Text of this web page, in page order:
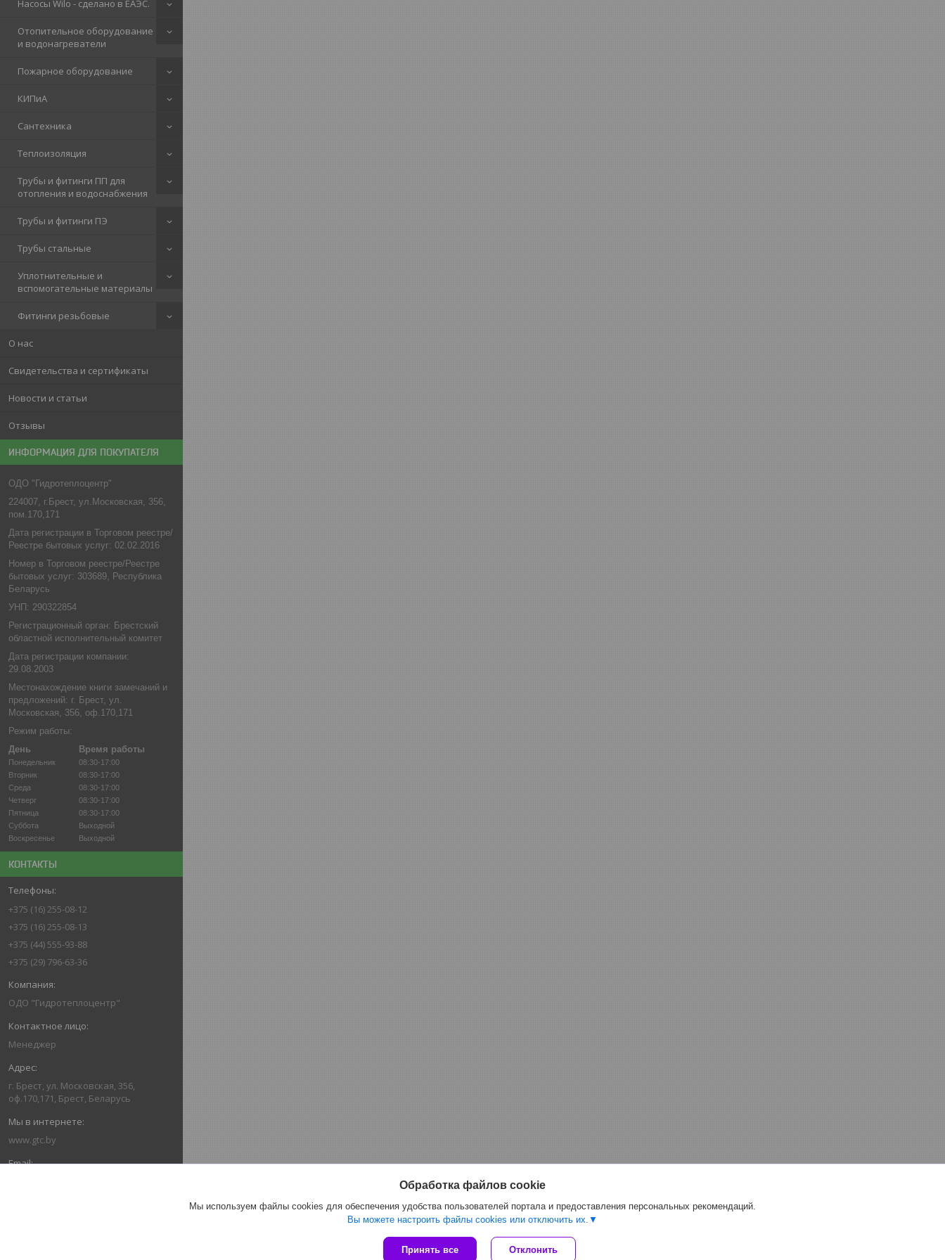
Насосы Wilo - сделано в ЕАЭС.
Отопительное оборудование
и водонагреватели
Пожарное оборудование
КИПиА
Сантехника
Теплоизоляция
Трубы и фитинги ПП для
отопления и водоснабжения
Трубы и фитинги ПЭ
Трубы стальные
Уплотнительные и
вспомогательные материалы
Фитинги резьбовые
О нас
Свидетельства и сертификаты
Новости и статьи
Отзывы
ИНФОРМАЦИЯ ДЛЯ ПОКУПАТЕЛЯ
ОДО "Гидротеплоцентр"
224007, г.Брест, ул.Московская, 356,
пом.170,171
Дата регистрации в Торговом реестре/
Реестре бытовых услуг: 02.02.2016
Номер в Торговом реестре/Реестре
бытовых услуг: 303689, Республика
Беларусь
УНП: 290322854
Регистрационный орган: Брестский
областной исполнительный комитет
Дата регистрации компании:
29.08.2003
Местонахождение книги замечаний и
предложений: г. Брест, ул.
Московская, 356, оф.170,171
Режим работы:
День
Время работы
Понедельник
08:30-17:00
Вторник
08:30-17:00
Среда
08:30-17:00
Четверг
08:30-17:00
Пятница
08:30-17:00
Суббота
Выходной
Воскресенье
Выходной
КОНТАКТЫ
+375 (16) 255-08-12
+375 (16) 255-08-13
+375 (44) 555-93-88
+375 (29) 796-63-36
ОДО "Гидротеплоцентр"
Менеджер
г. Брест, ул. Московская, 356,
оф.170,171, Брест, Беларусь
www.gtc.by
Сайт создан на платформе Deal.by
Обработка файлов cookie
Мы используем файлы cookies для обеспечения удобства пользователей портала и предоставления персональных рекомендаций.
Вы можете настроить файлы cookies или отключить их.
Принять все Отклонить